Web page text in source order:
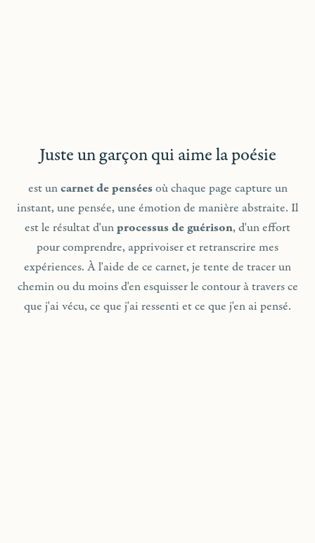
Juste un garçon qui aime la poésie
est uncarnet de penséesoù chaque page capture un
instant, une pensée, une émotion de manière abstraite. Il
est le résultat d'unprocessus de guérison, d'un effort
pour comprendre, apprivoiser et retranscrire mes
expériences. À l'aide de ce carnet, je tente de tracer un
chemin ou du moins d'en esquisser le contour à travers ce
que j'ai vécu, ce que j'ai ressenti et ce que j'en ai pensé.